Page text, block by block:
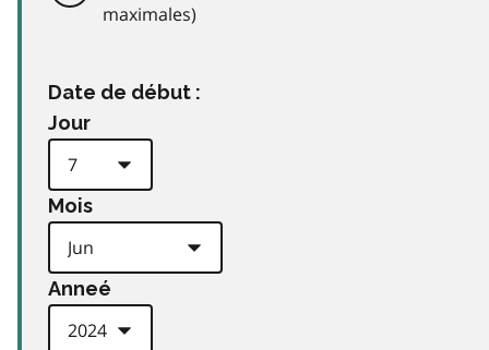
maximales)
Date de début :
Jour
Mois
Anneé